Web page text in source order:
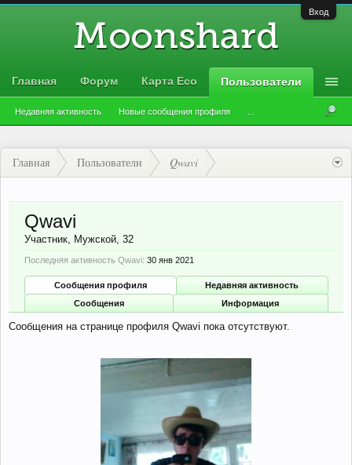
Вход
Главная Форум Карта Eco Пользователи
Недавняя активность Новые сообщения профиля
Главная Пользователи Qwavi
Qwavi
Участник, Мужской, 32
Последняя активность Qwavi: 30 янв 2021
Сообщения профиля
Недавняя активность
Сообщения
Информация
Сообщения на странице профиля Qwavi пока отсутствуют.